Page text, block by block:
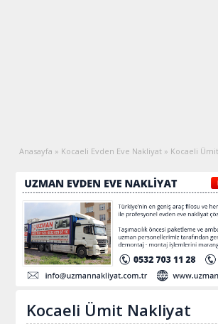
Anasayfa » Kocaeli Evden Eve Nakliyat » Kocaeli
Kocaeli Ümit Nakliyat